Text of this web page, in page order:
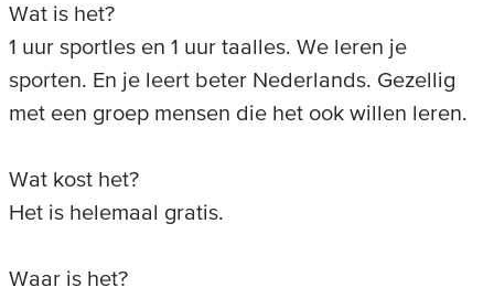
Wat is het?
1 uur sportles en 1 uur taalles. We leren je
sporten. En je leert beter Nederlands. Gezellig
met een groep mensen die het ook willen leren.
Wat kost het?
Het is helemaal gratis.
Waar is het?